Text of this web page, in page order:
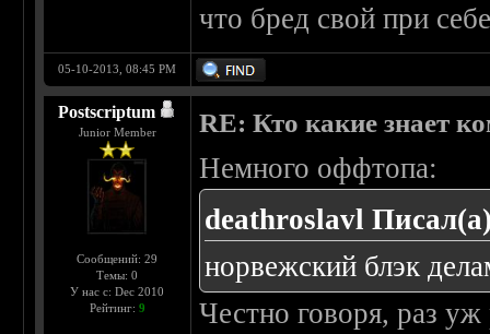
что бред свой при
05-10-2013, 08:45 PM
Postscriptum
Junior Member
Сообщений: 29
Темы: 0
У нас с: Dec 2010
Рейтинг: 9
RE: Кто какие знает
Немного оффтопа:
deathroslavl
норвежский блэк
Честно говоря, раз